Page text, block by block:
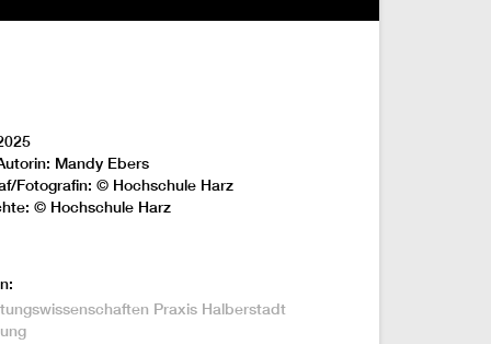
Mandy Ebers
Fotografin: © Hochschule Harz
© Hochschule Harz
Praxis Halberstadt